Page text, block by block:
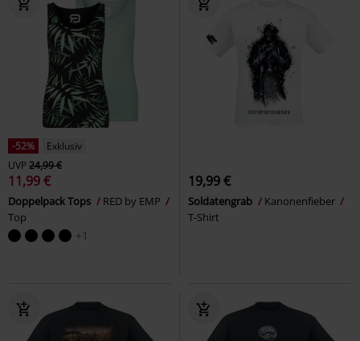
-52%
Exklusiv
UVP24,99 €
11,99 €
Doppelpack Tops
RED by EMP
Top
+1
19,99 €
Soldatengrab
Kanonenfieber
T-Shirt